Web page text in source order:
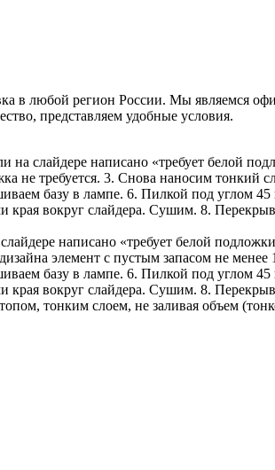
в любой регион России. Мы являемся
представляем удобные условия.
на слайдере написано «требует белой
не требуется. 3. Снова наносим
базу в лампе. 6. Пилкой под углом
вокруг слайдера. Сушим. 8.
написано «требует белой
элемент с пустым запасом не
базу в лампе. 6. Пилкой под углом
вокруг слайдера. Сушим. 8.
тонким слоем, не заливая объем